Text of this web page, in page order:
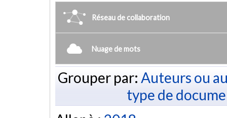
Réseau de collaboration
Nuage de mots
Grouper par: Auteurs ou
type de